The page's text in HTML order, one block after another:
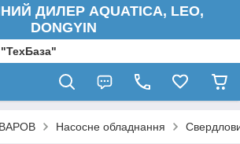
ДИЛЕР AQUATICA, LEO,
DONGYIN
"ТехБаза"
Насосне обладнання